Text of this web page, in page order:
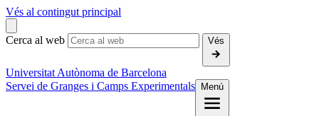
Vés al contingut principal
Cerca al web Vés
Universitat Autònoma de Barcelona
Servei de Granges i Camps Experimentals
Menú